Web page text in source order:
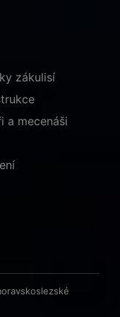
zákulisí
a mecenáši